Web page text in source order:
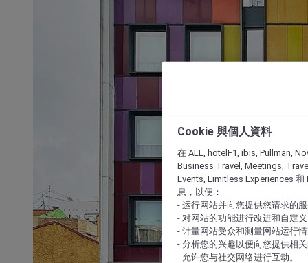
Cookie 與個人資料
在 ALL, hotelF1, ibis, Pullman,
Business Travel, Meetings,
Events, Limitless Experiences 和
息，以便：
- 运行网站并向您提供您请求的
- 对网站的功能进行改进和自定义
- 计量网站受众和测量网站运行
- 分析您的兴趣以便向您提供相
- 允许您与社交网络进行互动。